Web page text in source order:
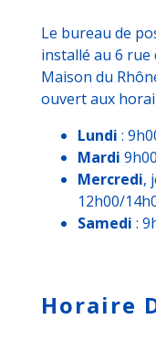
Le bureau de
installé au 6 rue
Maison du
ouvert aux
Lundi :
Mardi
Mercredi,
12h00/
Samedi :
Horaire